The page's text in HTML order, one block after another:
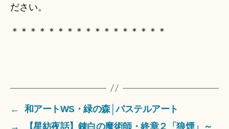
ださい。
＊＊＊＊＊＊＊＊＊＊＊＊＊＊＊＊＊
←
和アートWS・緑の森│パステルアート
→
【星紡夜話】錬白の魔術師・終章２「狼煙」～